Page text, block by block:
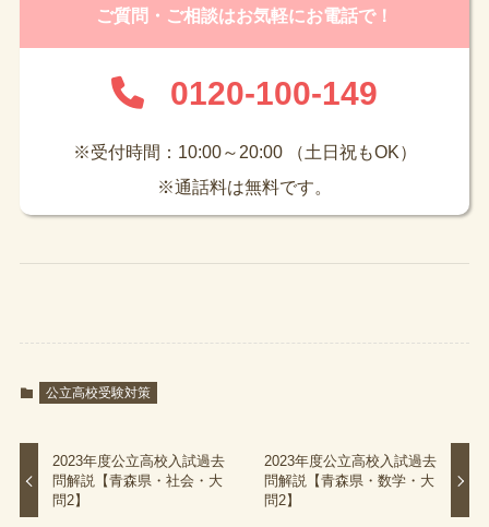
ご質問・ご相談はお気軽にお電話で！
0120-100-149
※受付時間：10:00～20:00 （土日祝もOK）
※通話料は無料です。
公立高校受験対策
2023年度公立高校入試過去
問解説【青森県・社会・大
問2】
2023年度公立高校入試過去
問解説【青森県・数学・大
問2】